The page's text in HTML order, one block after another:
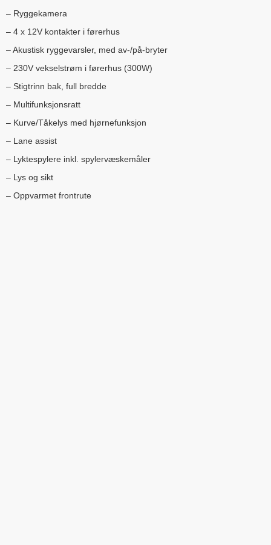
– Ryggekamera
– 4 x 12V kontakter i førerhus
– Akustisk ryggevarsler, med av-/på-bryter
– 230V vekselstrøm i førerhus (300W)
– Stigtrinn bak, full bredde
– Multifunksjonsratt
– Kurve/Tåkelys med hjørnefunksjon
– Lane assist
– Lyktespylere inkl. spylervæskemåler
– Lys og sikt
– Oppvarmet frontrute